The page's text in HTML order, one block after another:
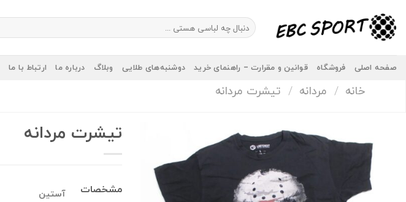
content
جستجو
برای:
صفحه اصلی فروشگاه قوانین و مقرارت – راهنمای خرید دوشنبه‌های طلایی وبلاگ درباره ما ارتباط با ما
خانه / مردانه / تیشرت مردانه
تیشرت مردانه
مشخصات آستین